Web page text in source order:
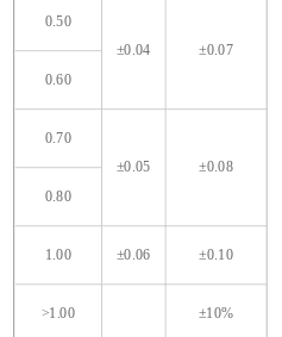
0.50
±0.04
±0.07
0.60
0.70
±0.05 ±0.08
0.80
1.00 ±0.06 ±0.10
>1.00 ±10%